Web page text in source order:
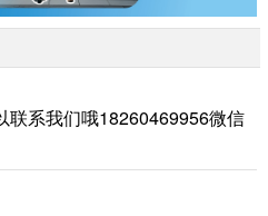
联系我们哦18260469956微信